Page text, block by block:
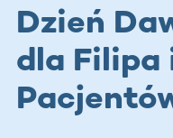
Dzień
dla Filipa